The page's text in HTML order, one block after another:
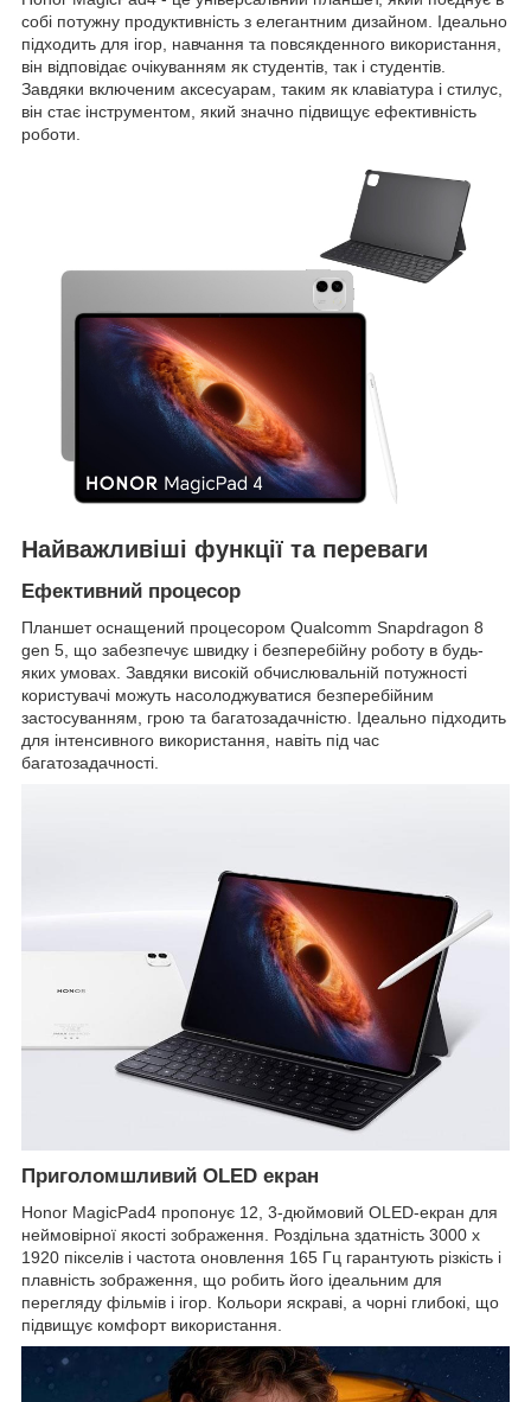
собі потужну продуктивність з елегантним дизайном. Ідеально
підходить для ігор, навчання та повсякденного використання,
він відповідає очікуванням як студентів, так і студентів.
Завдяки включеним аксесуарам, таким як клавіатура і стилус,
він стає інструментом, який значно підвищує ефективність
роботи.
Найважливіші функції та переваги
Ефективний процесор
Планшет оснащений процесором Qualcomm Snapdragon 8
gen 5, що забезпечує швидку і безперебійну роботу в будь-
яких умовах. Завдяки високій обчислювальній потужності
користувачі можуть насолоджуватися безперебійним
застосуванням, грою та багатозадачністю. Ідеально підходить
для інтенсивного використання, навіть під час
багатозадачності.
Приголомшливий OLED екран
Honor MagicPad4 пропонує 12, 3-дюймовий OLED-екран для
неймовірної якості зображення. Роздільна здатність 3000 x
1920 пікселів і частота оновлення 165 Гц гарантують різкість і
плавність зображення, що робить його ідеальним для
перегляду фільмів і ігор. Кольори яскраві, а чорні глибокі, що
підвищує комфорт використання.